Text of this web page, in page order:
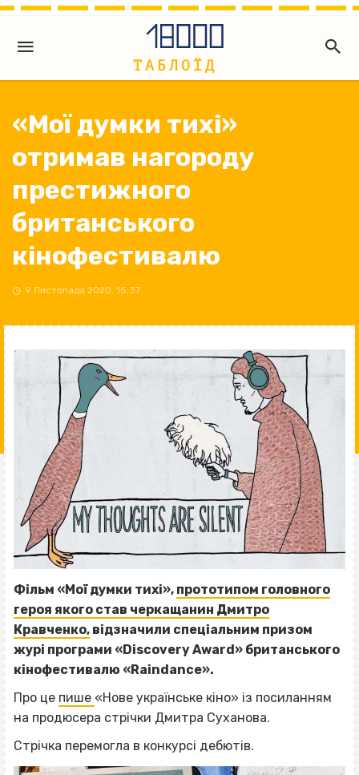
«Мої думки тихі»
отримав нагороду
престижного
британського
кінофестивалю
9 Листопада 2020, 15:37
Фільм «Мої думки тихі», прототипом головного
героя якого став черкащанин Дмитро
Кравченко, відзначили спеціальним призом
журі програми «Discovery Award» британського
кінофестивалю «Raindance».
Про це пише «Нове українське кіно» із посиланням
на продюсера стрічки Дмитра Суханова.
Стрічка перемогла в конкурсі дебютів.